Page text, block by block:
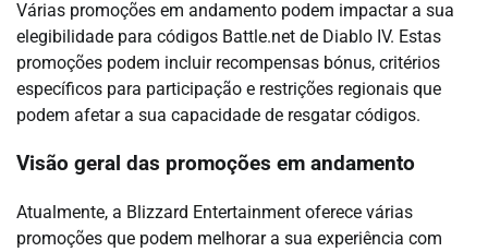
Várias promoções em andamento podem impactar a sua
elegibilidade para códigos Battle.net de Diablo IV. Estas
promoções podem incluir recompensas bónus, critérios
específicos para participação e restrições regionais que
podem afetar a sua capacidade de resgatar códigos.
Visão geral das promoções em andamento
Atualmente, a Blizzard Entertainment oferece várias
promoções que podem melhorar a sua experiência com